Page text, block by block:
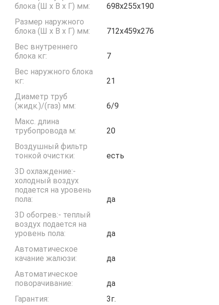
блока (Ш x В x Г) мм:
698x255x190
Размер наружного
блока (Ш x В x Г) мм:
712x459x276
Вес внутреннего
блока кг:
7
Вес наружного блока
кг:
21
Диаметр труб
(жидк.)/(газ) мм:
6/9
Макс. длина
трубопровода м:
20
Воздушный фильтр
тонкой очистки:
есть
3D охлаждение:-
холодный воздух
подается на уровень
пола:
да
3D обогрев:- теплый
воздух подается на
уровень пола:
да
Автоматическое
качание жалюзи:
да
Автоматическое
поворачивание:
да
Гарантия:
3г.